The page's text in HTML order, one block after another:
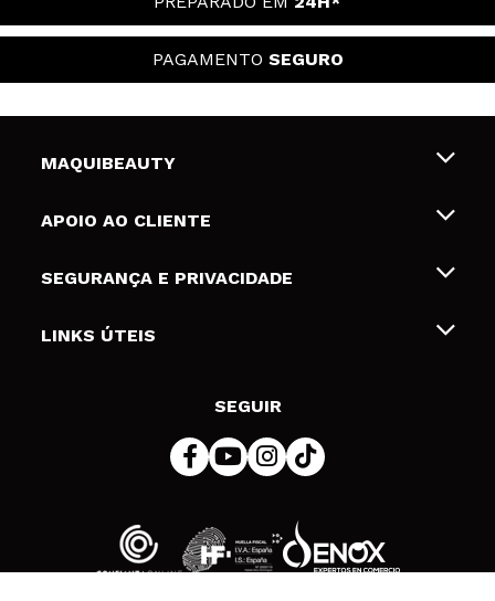
PAGAMENTO SEGURO
MAQUIBEAUTY
Sobre nós
Gift Cards
APOIO AO CLIENTE
Envios e Devoluções
Formas de pagamento
SEGURANÇA E PRIVACIDADE
Termos e Privacidade
LINKS ÚTEIS
SEGUIR